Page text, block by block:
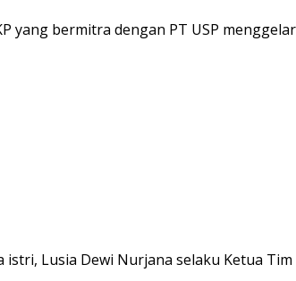
bermitra dengan PT USP
Lusia Dewi Nurjana selaku Ketua Tim